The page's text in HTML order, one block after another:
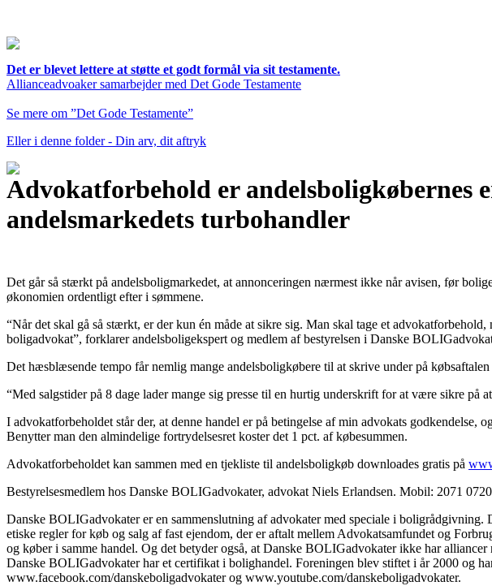
Det er blevet lettere at støtte et godt formål via sit testamente.
Allianceadvoaker samarbejder med Det Gode Testamente
Se mere om ”Det Gode Testamente”
Eller i denne folder - Din arv, dit aftryk
Advokatforbehold er andelsboligkøbernes
andelsmarkedets turbohandler
Det går så stærkt på andelsboligmarkedet, at annonceringen nærmest ikke når avisen, før
økonomien ordentligt efter i sømmene.
“Når det skal gå så stærkt, er der kun én måde at sikre sig. Man skal tage et
boligadvokat”, forklarer andelsboligekspert og medlem af bestyrelsen i Danske
Det hæsblæsende tempo får nemlig mange andelsboligkøbere til at skrive under på
“Med salgstider på 8 dage lader mange sig presse til en hurtig underskrift for at være sikre
I advokatforbeholdet står der, at denne handel er på betingelse af min advokats
Benytter man den almindelige fortrydelsesret koster det 1 pct. af købesummen.
Advokatforbeholdet kan sammen med en tjekliste til andelsboligkøb downloades gratis på
Bestyrelsesmedlem hos Danske BOLIGadvokater, advokat Niels Erlandsen. Mobil: 2071 0720
Danske BOLIGadvokater er en sammenslutning af advokater med speciale i
etiske regler for køb og salg af fast ejendom, der er aftalt mellem Advokatsamfundet og
og køber i samme handel. Og det betyder også, at Danske BOLIGadvokater ikke har
Danske BOLIGadvokater har et certifikat i bolighandel. Foreningen blev stiftet i år 2000 og
www.facebook.com/danskeboligadvokater og www.youtube.com/danskeboligadvokater.